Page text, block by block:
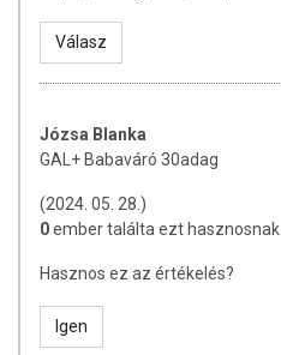
Válasz
Józsa Blanka
GAL+ Babaváró 30adag
(2024. 05. 28.)
0ember találta ezt hasznosnak
Hasznos ez az értékelés?
Igen